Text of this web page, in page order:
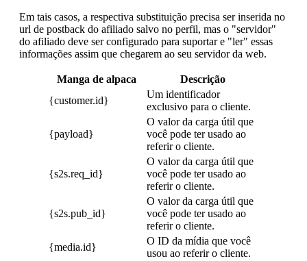
Em tais casos, a respectiva substituição precisa ser inserida no
url de postback do afiliado salvo no perfil, mas o "servidor"
do afiliado deve ser configurado para suportar e "ler" essas
informações assim que chegarem ao seu servidor da web.
Manga de alpaca
Descrição
{customer.id}
Um identificador
exclusivo para o cliente.
{payload}
O valor da carga útil que
você pode ter usado ao
referir o cliente.
{s2s.req_id}
O valor da carga útil que
você pode ter usado ao
referir o cliente.
{s2s.pub_id}
O valor da carga útil que
você pode ter usado ao
referir o cliente.
{media.id}
O ID da mídia que você
usou ao referir o cliente.